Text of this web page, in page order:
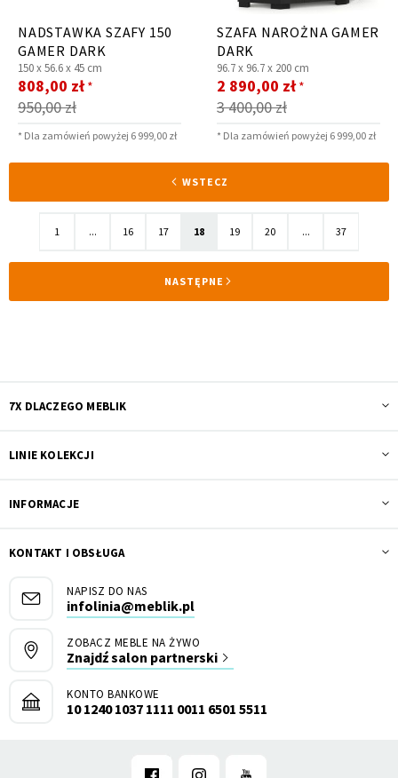
NADSTAWKA SZAFY 150
GAMER DARK
150 x56.6 x 45 cm
950,00 zł
Cena
promocyjna
808,00 zł *
* Dla zamówień powyżej 6 999,00 zł
SZAFA NAROŻNA GAMER
DARK
96.7 x 96.7 x 200 cm
3 400,00 zł
Cena
promocyjna
2 890,00 zł *
* Dla zamówień powyżej 6 999,00 zł
STRONA
WSTECZ
Strona
1 ... Strona
16 Strona
17 Aktualnie
czytasz
stronę
18 Strona
19 Strona
20 ... Strona
37
STRONA
NASTĘPNE
7X DLACZEGO MEBLIK
LINIE KOLEKCJI
INFORMACJE
KONTAKT I OBSŁUGA
NAPISZ DO NAS
infolinia@meblik.pl
ZOBACZ MEBLE NA ŻYWO
Znajdź salon partnerski
KONTO BANKOWE
10 1240 1037 1111 0011 6501 5511